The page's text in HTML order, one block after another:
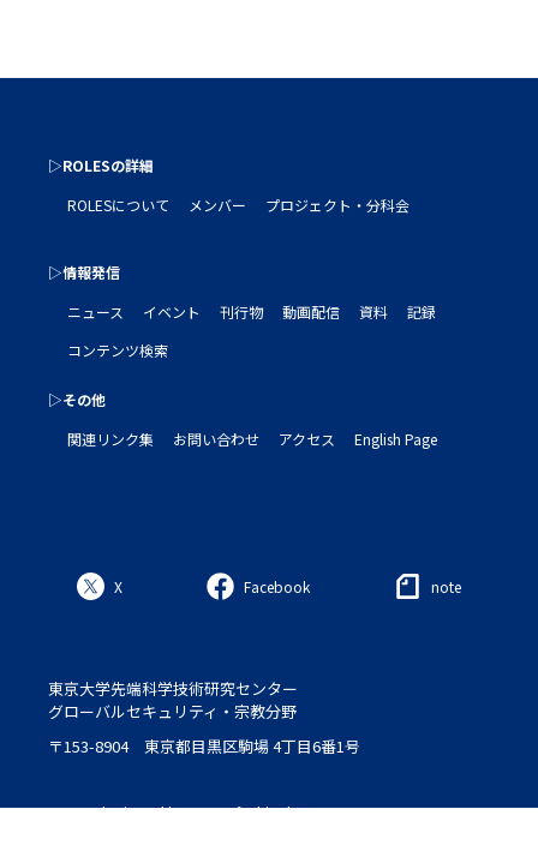
▷ROLESの詳細
ROLESについて
メンバー プロジェクト・分科会
▷情報発信
ニュース
イベント 刊行物 動画配信 資料
記録
コンテンツ検索
▷その他
関連リンク集
お問い合わせ アクセス English Page
X Facebook note
東京大学先端科学技術研究センター
グローバルセキュリティ・宗教分野
〒153-8904 東京都目黒区駒場 4丁目6番1号
Logo : designed by Setsu＆Shinobu Ito